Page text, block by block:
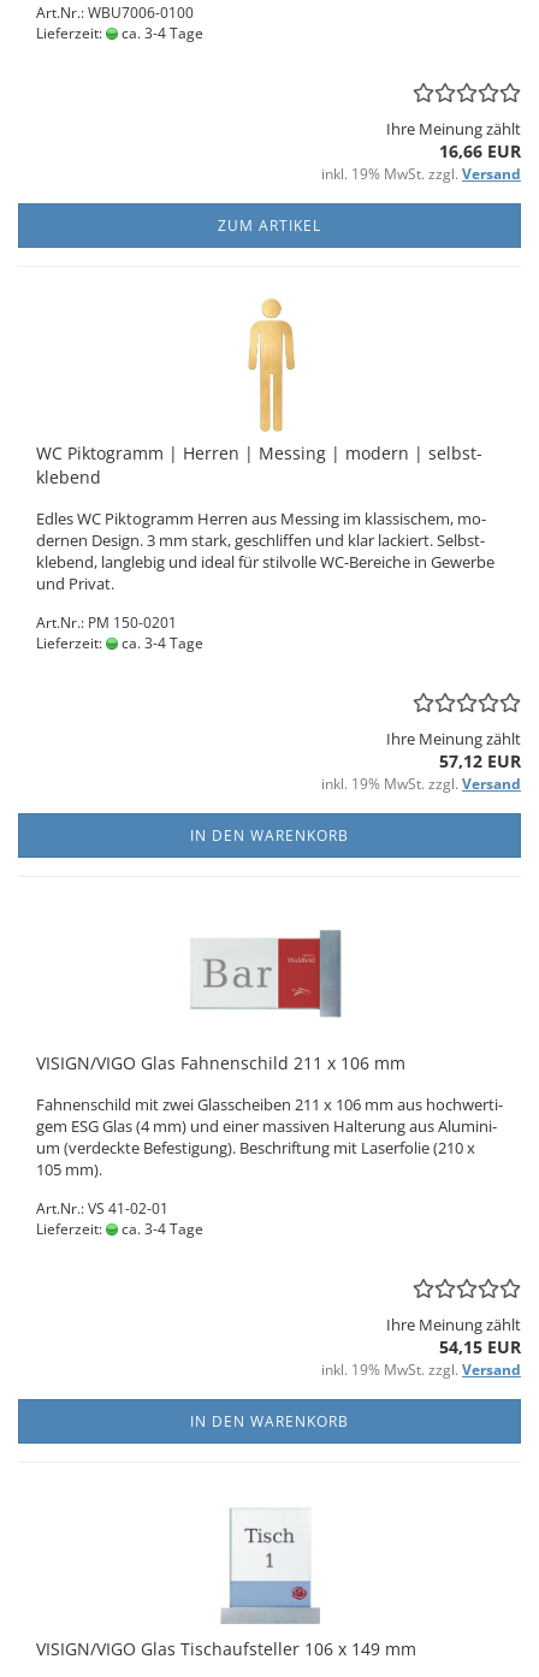
Art.Nr.: WBU7006-0100
Lieferzeit:
ca. 3-4 Tage
Ihre Meinung zählt
16,66 EUR
inkl. 19% MwSt. zzgl. Versand
ZUM ARTIKEL
WC Pik­to­gramm | Her­ren | Mes­sing | mo­dern | selbst­
kle­bend
Edles WC Pik­to­gramm Her­ren aus Mes­sing im klas­si­schem, mo­
der­nen De­sign. 3 mm stark, ge­schlif­fen und klar la­ckiert. Selbst­
kle­bend, lang­le­big und ideal für stil­vol­le WC-​Bereiche in Ge­wer­be
und Pri­vat.
Art.Nr.: PM 150-0201
Lieferzeit:
ca. 3-4 Tage
Ihre Meinung zählt
57,12 EUR
inkl. 19% MwSt. zzgl. Versand
IN DEN WARENKORB
VI­SIGN/VIGO Glas Fah­nen­schild 211 x 106 mm
Fah­nen­schild mit zwei Glas­schei­ben 211 x 106 mm aus hoch­wer­ti­
gem ESG Glas (4 mm) und einer mas­si­ven Hal­te­rung aus Alu­mi­ni­
um (ver­deck­te Be­fes­ti­gung). Be­schrif­tung mit La­ser­fo­lie (210 x
105 mm).
Art.Nr.: VS 41-02-01
Lieferzeit:
ca. 3-4 Tage
Ihre Meinung zählt
54,15 EUR
inkl. 19% MwSt. zzgl. Versand
IN DEN WARENKORB
VI­SIGN/VIGO Glas Tisch­auf­stel­ler 106 x 149 mm